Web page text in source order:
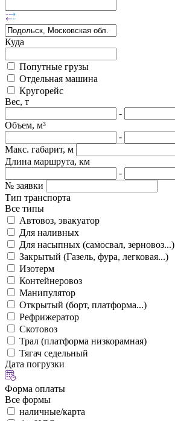
Куда
Попутные грузы
Отдельная машина
Кругорейс
Вес, т
-
Объем, м³
-
Макс. габарит, м
Длина маршрута, км
-
№ заявки
Тип транспорта
Все типы
Автовоз, эвакуатор
Для наливных
Для насыпных (самосвал, зерновоз...)
Закрытый (Газель, фура, легковая...)
Изотерм
Контейнеровоз
Манипулятор
Открытый (борт, платформа...)
Рефрижератор
Скотовоз
Трал (платформа низкорамная)
Тягач седельный
Дата погрузки
Форма оплаты
Все формы
наличные/карта